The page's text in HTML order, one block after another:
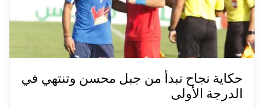
حكاية نجاح تبدأ من جبل محسن وتنتهي في
الدرجة الأولى